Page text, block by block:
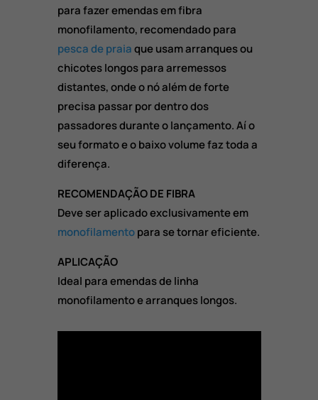
para fazer emendas em fibra
monofilamento, recomendado para
pesca de praiaque usam arranques ou
chicotes longos para arremessos
distantes, onde o nó além de forte
precisa passar por dentro dos
passadores durante o lançamento. Aí o
seu formato e o baixo volume faz toda a
diferença.
RECOMENDAÇÃO DE FIBRA
Deve ser aplicado exclusivamente em
monofilamentopara se tornar eficiente.
APLICAÇÃO
Ideal para emendas de linha
monofilamento e arranques longos.